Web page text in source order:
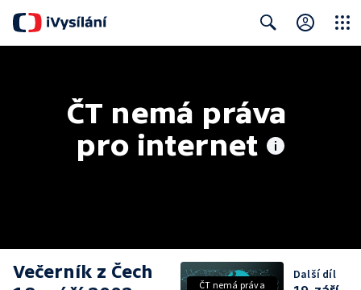
ČT nemá práva
pro internet
Večerník z Čech
ČT nemá práva
Další díl